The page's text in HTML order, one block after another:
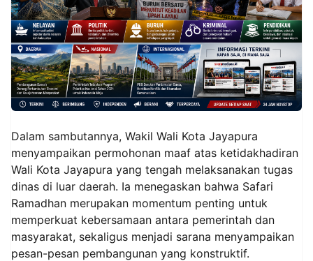
Dalam sambutannya, Wakil Wali Kota Jayapura
menyampaikan permohonan maaf atas ketidakhadiran
Wali Kota Jayapura yang tengah melaksanakan tugas
dinas di luar daerah. Ia menegaskan bahwa Safari
Ramadhan merupakan momentum penting untuk
memperkuat kebersamaan antara pemerintah dan
masyarakat, sekaligus menjadi sarana menyampaikan
pesan-pesan pembangunan yang konstruktif.